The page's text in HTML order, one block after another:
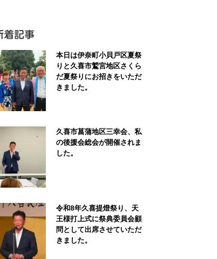
着記事
本日は伊奈町小貝戸区夏祭
りと久喜市鷲宮地区さくら
だ夏祭りにお招きをいただ
きました。
久喜市菖蒲地区三幸会、私
の後援会総会が開催されま
した。
令和8年久喜提燈祭り、天
王様打上式に祭典委員会顧
問として出席させていただ
きました。